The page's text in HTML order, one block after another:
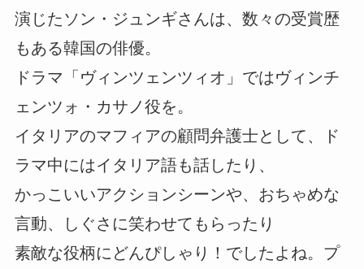
演じたソン・ジュンギさんは、数々の受賞歴
もある韓国の俳優。
ドラマ「ヴィンツェンツィオ」ではヴィンチ
ェンツォ・カサノ役を。
イタリアのマフィアの顧問弁護士として、ド
ラマ中にはイタリア語も話したり、
かっこいいアクションシーンや、おちゃめな
言動、しぐさに笑わせてもらったり
素敵な役柄にどんぴしゃり！でしたよね。プ